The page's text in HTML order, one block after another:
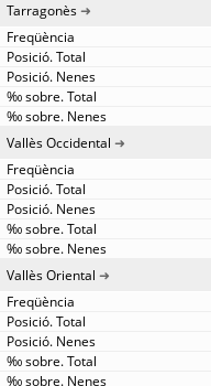
Tarragonès
Vallès Occidental
Vallès Oriental